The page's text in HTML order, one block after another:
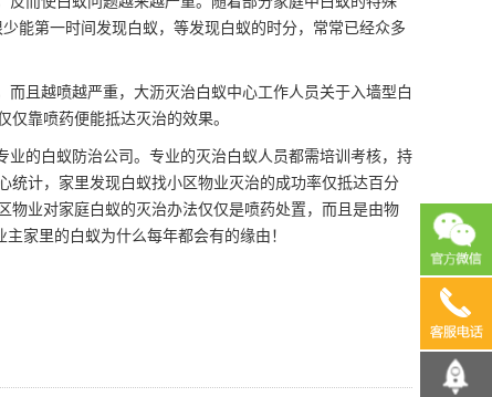
能第一时间发现白蚁，等发现白蚁的时分，常常已经众多
且越喷越严重，大沥灭治白蚁中心工作人员关于入墙型白
靠喷药便能抵达灭治的效果。
的白蚁防治公司。专业的灭治白蚁人员都需培训考核，持
统计，家里发现白蚁找小区物业灭治的成功率仅抵达百分
物业对家庭白蚁的灭治办法仅仅是喷药处置，而且是由物
家里的白蚁为什么每年都会有的缘由！